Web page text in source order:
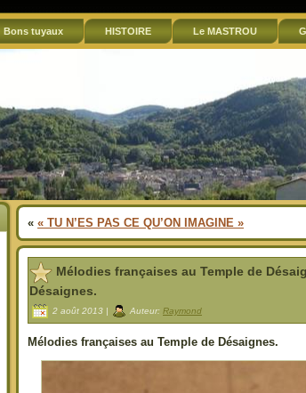
Bons tuyaux HISTOIRE Le MASTROU
« « TU N’ES PAS CE QU’ON IMAGINE »
Mélodies françaises au Temple de
Désaignes.
2 août 2013 | Auteur: Raymond
Mélodies françaises au Temple de Désaignes.